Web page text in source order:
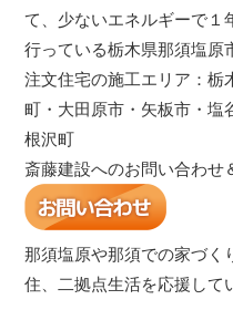
て、少ないエネルギーで１
行っている栃木県那須塩原
注文住宅の施工エリア：栃
町・大田原市・矢板市・塩
根沢町
斎藤建設へのお問い合わせ
那須塩原や那須での家づく
住、二拠点生活を応援して